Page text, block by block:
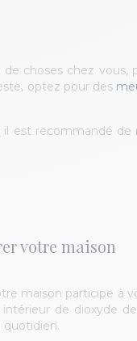
choses chez
optez pour des
est recommandé
votre maison
maison participe à
intérieur de dioxyde
quotidien.